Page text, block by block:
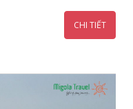
CHI TIẾT